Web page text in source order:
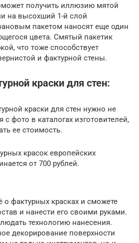
получить иллюзию мятой
на высохший 1-й слой
пакетом наносят еще один
цвета. Смятый пакетик
что тоже способствует
и фактурной стены.
краски для стен:
краски для стен нужно не
с фото в каталогах изготовителей,
ее стоимость.
красок европейских
от 700 рублей.
о фактурных красках и сможете
и нанести его своими руками.
технологию нанесения.
декорирование поверхности